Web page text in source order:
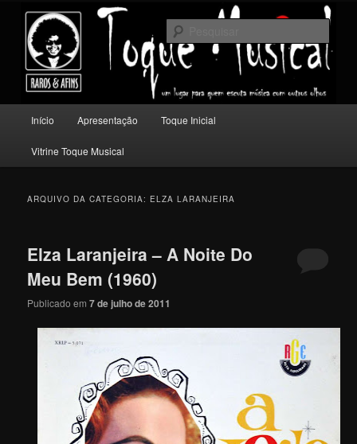
conteúdo
principal
conteúdo
secundário
Toque Musical
Um lugar para quem escuta música com outros olhos.
principal
Início Apresentação Toque Inicial
Vitrine Toque Musical
ARQUIVO DA CATEGORIA: ELZA LARANJEIRA
Elza Laranjeira – A Noite Do
Meu Bem (1960)
Publicado em7 de julho de 2011